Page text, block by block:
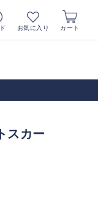
お気に入り カート
スカー